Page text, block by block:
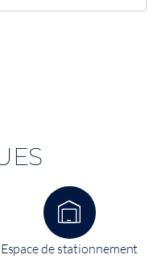
Espace de stationnement